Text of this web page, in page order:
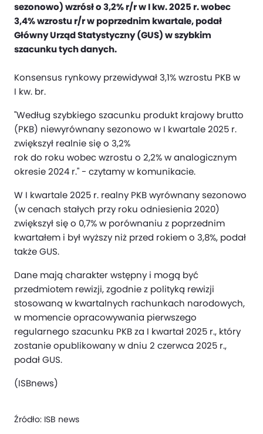
sezonowo) wzrósł o 3,2% r/r w I kw. 2025 r. wobec
3,4% wzrostu r/r w poprzednim kwartale, podał
Główny Urząd Statystyczny (GUS) w szybkim
szacunku tych danych.
Konsensus rynkowy przewidywał 3,1% wzrostu PKB w
I kw. br.
"Według szybkiego szacunku produkt krajowy brutto
(PKB) niewyrównany sezonowo w I kwartale 2025 r.
zwiększył realnie się o 3,2%
rok do roku wobec wzrostu o 2,2% w analogicznym
okresie 2024 r." - czytamy w komunikacie.
W I kwartale 2025 r. realny PKB wyrównany sezonowo
(w cenach stałych przy roku odniesienia 2020)
zwiększył się o 0,7% w porównaniu z poprzednim
kwartałem i był wyższy niż przed rokiem o 3,8%, podał
także GUS.
Dane mają charakter wstępny i mogą być
przedmiotem rewizji, zgodnie z polityką rewizji
stosowaną w kwartalnych rachunkach narodowych,
w momencie opracowywania pierwszego
regularnego szacunku PKB za I kwartał 2025 r., który
zostanie opublikowany w dniu 2 czerwca 2025 r.,
podał GUS.
(ISBnews)
Źródło: ISB news